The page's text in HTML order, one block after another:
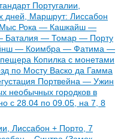
Португалии,
дней, Маршрут: Лиссабон
Мыс Рока — Кашкайш —
— Томар — Порту
— Коимбра — Фатима —
Копилка с монетами
по Мосту Васко да Гамма
Портвейна — Ужин
необычных городков в
с 28.04 по 09.05, на 7, 8
Лиссабон + Порто, 7